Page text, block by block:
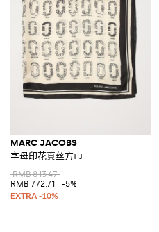
MARC JACOBS
字母印花真丝方巾
RMB 813.47
RMB 772.71
-5%